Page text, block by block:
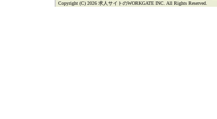
Copyright (C) 2026 求人サイトのWORKGATE INC. All Rights Reserved.